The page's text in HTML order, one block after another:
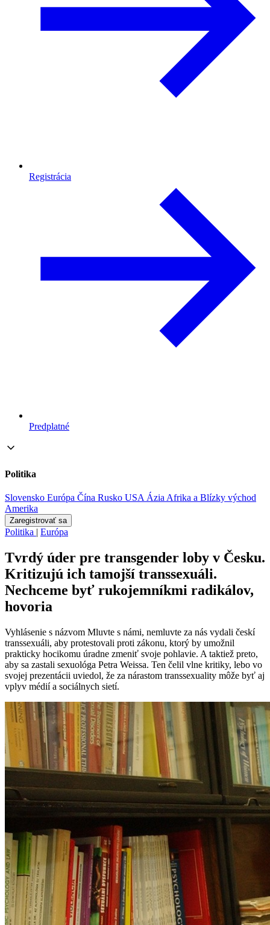
Registrácia
Predplatné
Politika
Slovensko Európa Čína Rusko USA ÁziaAfrika a Blízky východ
Amerika
Zaregistrovať sa
Politika | Európa
Tvrdý úder pre transgender loby v Česku.
Kritizujú ich tamojší transsexuáli.
Nechceme byť rukojemníkmi radikálov,
hovoria
Vyhlásenie s názvom Mluvte s námi, nemluvte za nás vydali českí
transsexuáli, aby protestovali proti zákonu, ktorý by umožnil
prakticky hocikomu úradne zmeniť svoje pohlavie. A taktiež preto,
aby sa zastali sexuológa Petra Weissa. Ten čelil vlne kritiky, lebo vo
svojej prezentácii uviedol, že za nárastom transsexuality môže byť aj
vplyv médií a sociálnych sietí.